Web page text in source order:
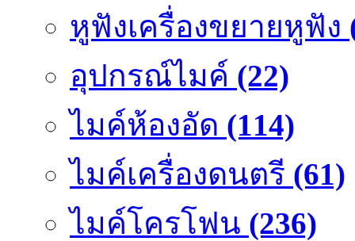
หูฟังเครื่องขยายหูฟัง
อุปกรณ์ไมค์ (22)
ไมค์ห้องอัด (114)
ไมค์เครื่องดนตรี (61)
ไมค์โครโฟน (236)